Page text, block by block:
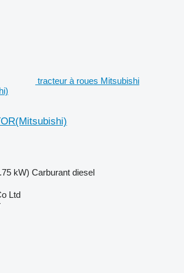
tracteur à roues Mitsubishi
kW) Carburant diesel
Ltd